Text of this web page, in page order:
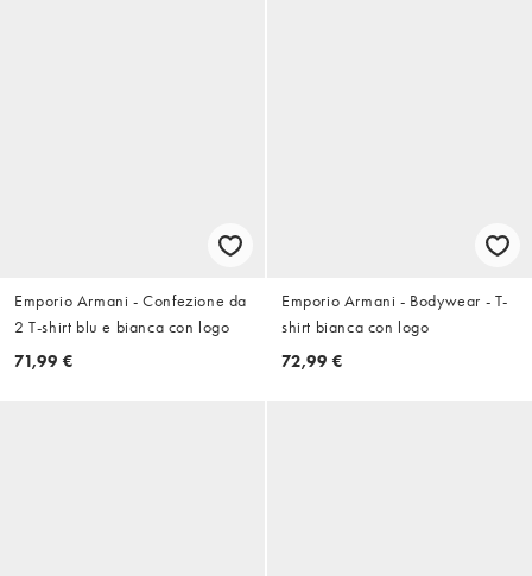
Emporio Armani - Confezione da
2 T-shirt blu e bianca con logo
71,99 €
Emporio Armani - Bodywear - T-
shirt bianca con logo
72,99 €